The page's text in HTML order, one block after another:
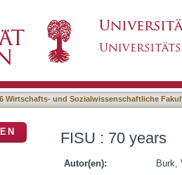
6 Wirtschafts- und Sozialwissenschaftliche
FISU : 70 years
Autor(en):
Burk,